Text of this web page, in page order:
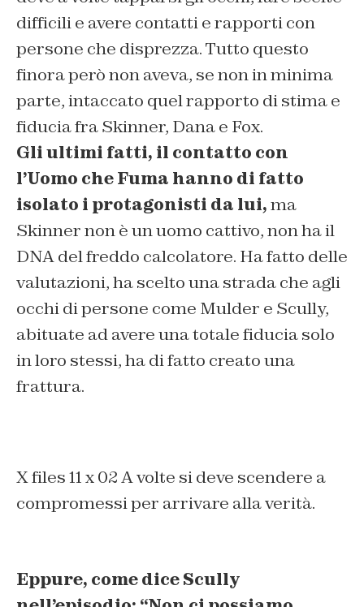
difficili e avere contatti e rapporti con
persone che disprezza. Tutto questo
finora però non aveva, se non in minima
parte, intaccato quel rapporto di stima e
fiducia fra Skinner, Dana e Fox.
Gli ultimi fatti, il contatto con
l’Uomo che Fuma hanno di fatto
isolato i protagonisti da lui,ma
Skinner non è un uomo cattivo, non ha il
DNA del freddo calcolatore. Ha fatto delle
valutazioni, ha scelto una strada che agli
occhi di persone come Mulder e Scully,
abituate ad avere una totale fiducia solo
in loro stessi, ha di fatto creato una
frattura.
X files 11 x 02 A volte si deve scendere a
compromessi per arrivare alla verità.
Eppure, come dice Scully